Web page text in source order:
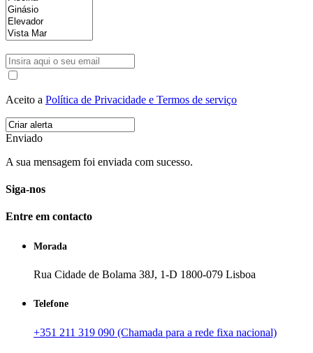
Aceito a Política de Privacidade e Termos de serviço
Enviado
A sua mensagem foi enviada com sucesso.
Siga-nos
Entre em contacto
Morada
Rua Cidade de Bolama 38J, 1-D 1800-079 Lisboa
Telefone
+351 211 319 090 (Chamada para a rede fixa nacional)